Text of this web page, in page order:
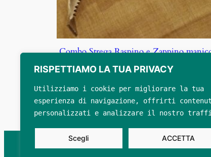
RISPETTIAMO LA TUA PRIVACY
Utilizziamo i cookie per migliorare la tua
esperienza di navigazione, offrirti
personalizzati e analizzare il nostro
Scegli ACCETTA
Combo Strega Raspino e Zappino
€125.00
Seleziona opzioni